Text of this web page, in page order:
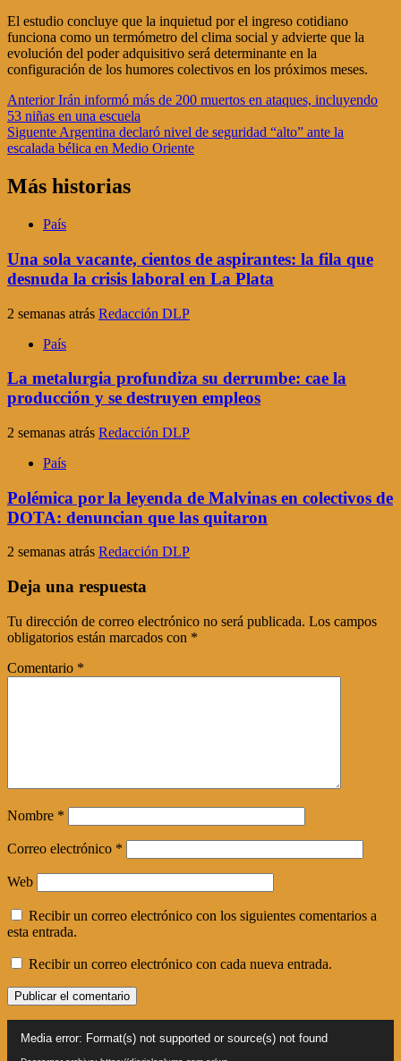
El estudio concluye que la inquietud por el ingreso cotidiano
funciona como un termómetro del clima social y advierte que la
evolución del poder adquisitivo será determinante en la
configuración de los humores colectivos en los próximos meses.
Navegación
de
entradas
AnteriorIrán informó más de 200 muertos en ataques, incluyendo
53 niñas en una escuela
Siguente Argentina declaró nivel de seguridad “alto” ante la
escalada bélica en Medio Oriente
Más historias
País
Una sola vacante, cientos de aspirantes: la fila que
desnuda la crisis laboral en La Plata
2 semanas atrás Redacción DLP
País
La metalurgia profundiza su derrumbe: cae la
producción y se destruyen empleos
2 semanas atrás Redacción DLP
País
Polémica por la leyenda de Malvinas en colectivos de
DOTA: denuncian que las quitaron
2 semanas atrás Redacción DLP
Deja una respuesta
Tu dirección de correo electrónico no será publicada. Los campos
obligatorios están marcados con *
Comentario *
Nombre *
Correo electrónico *
Web
Recibir un correo electrónico con los siguientes comentarios a
esta entrada.
Recibir un correo electrónico con cada nueva entrada.
Media error: Format(s) not supported or source(s) not found